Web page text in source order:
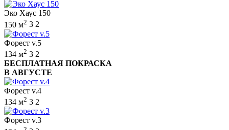
Эко Хаус 150
150 м2 3 2
Форест v.5
134 м2 3 2
БЕСПЛАТНАЯ ПОКРАСКА
В АВГУСТЕ
Форест v.4
134 м2 3 2
Форест v.3